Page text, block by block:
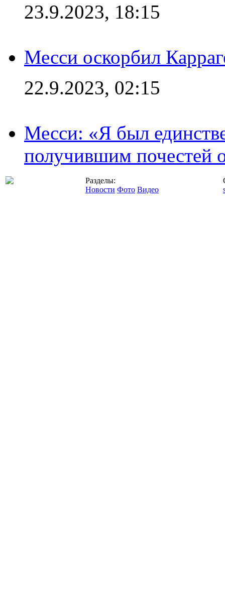
23.9.2023, 18:15
Месси оскорбил
22.9.2023, 02:15
Месси: «Я был
получившим почестей
Разделы:
Новости Фото Видео